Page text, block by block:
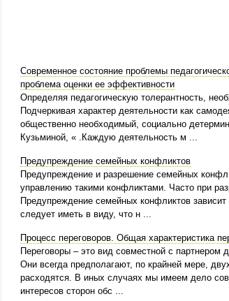
Современное состояние проблемы
проблема оценки ее эффективности
Определяя педагогическую толерантность,
Подчеркивая характер деятельности как
общественно необходимый, социально
Кузьминой, « .Каждую деятельность м ...
Предупреждение семейных конфликтов
Предупреждение и разрешение семейных
управлению такими конфликтами. Часто при
Предупреждение семейных конфликтов
следует иметь в виду, что н ...
Процесс переговоров. Общая характеристика
Переговоры – это вид совместной с партнером
Они всегда предполагают, по крайней мере,
расходятся. В иных случаях мы имеем дело
интересов сторон обс ...